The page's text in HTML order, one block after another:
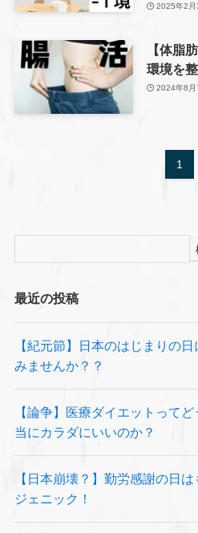
2025年2月
【体脂
環境を
2024年8月
1
最近の投稿
【紀元節】日本のはじまりの
みませんか？？
【論争】医療ダイエットって
当にカラダにいいのか？
【日本崩壊？】勤労感謝の日
ジェニック！